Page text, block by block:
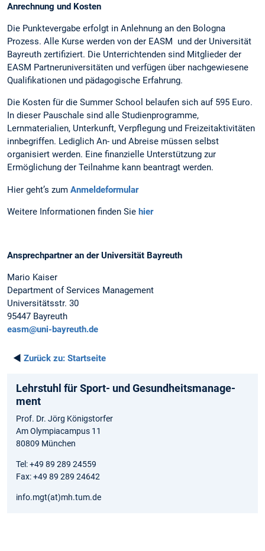
Anrechnung und Kosten
Die Punktevergabe erfolgt in Anlehnung an den Bologna
Prozess. Alle Kurse werden von der EASM und der Universität
Bayreuth zertifiziert. Die Unterrichtenden sind Mitglieder der
EASM Partneruniversitäten und verfügen über nachgewiesene
Qualifikationen und pädagogische Erfahrung.
Die Kosten für die Summer School belaufen sich auf 595 Euro.
In dieser Pauschale sind alle Studienprogramme,
Lernmaterialien, Unterkunft, Verpflegung und Freizeitaktivitäten
innbegriffen. Lediglich An- und Abreise müssen selbst
organisiert werden. Eine finanzielle Unterstützung zur
Ermöglichung der Teilnahme kann beantragt werden.
Hier geht’s zum Anmeldeformular
Weitere Informationen finden Sie hier
Ansprechpartner an der Universität Bayreuth
Mario Kaiser
Department of Services Management
Universitätsstr. 30
95447 Bayreuth
easm@uni-bayreuth.de
◄ Zurück zu: Startseite
Lehrstuhl für Sport- und Gesundheits­manage­
ment
Prof. Dr. Jörg Königstorfer
Am Olympiacampus 11
80809 München
Tel: +49 89 289 24559
Fax: +49 89 289 24642
info.mgt(at)mh.tum.de